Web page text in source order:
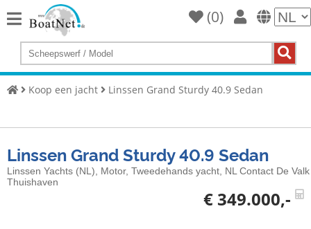
Home
Koop
jacht
Commerciële
verkoper
(0)
Koop een jacht Linssen Grand Sturdy 40.9 Sedan
Linssen Grand Sturdy 40.9 Sedan
Linssen Yachts (NL), Motor, Tweedehands yacht, NL Contact De Valk
Thuishaven
€ 349.000,-